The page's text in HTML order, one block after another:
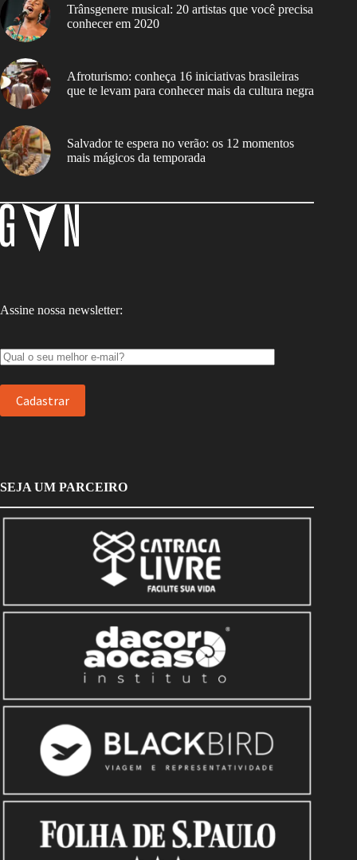
Trânsgenere musical: 20 artistas que você precisa
conhecer em 2020
Afroturismo: conheça 16 iniciativas brasileiras
que te levam para conhecer mais da cultura negra
Salvador te espera no verão: os 12 momentos
mais mágicos da temporada
Assine nossa newsletter:
SEJA UM PARCEIRO